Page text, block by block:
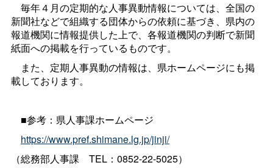
毎年４月の定期的な人事異動情報については、全国の
新聞社などで組織する団体からの依頼に基づき、県内の
報道機関に情報提供した上で、各報道機関の判断で新聞
紙面への掲載を行っているものです。
また、定期人事異動の情報は、県ホームページにも掲
載しております。
■参考：県人事課ホームページ
https://www.pref.shimane.lg.jp/jinji/
（総務部人事課 TEL：0852-22-5025）